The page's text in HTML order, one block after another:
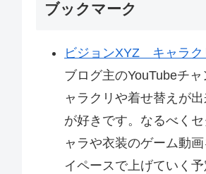
ブックマーク
ビジョンXYZ キャラク
ブログ主のYouTubeチ
ャラクリや着せ替えが
が好きです。なるべく
ャラや衣装のゲーム動
イペースで上げていく予